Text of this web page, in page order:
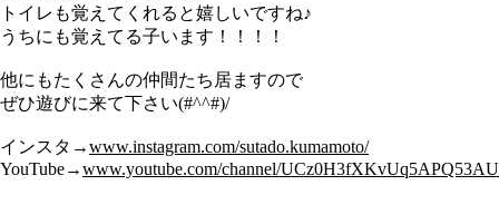
トイレも覚えてくれると嬉しいですね♪
うちにも覚えてる子います！！！！
他にもたくさんの仲間たち居ますので
ぜひ遊びに来て下さい(#^^#)/
インスタ→www.instagram.com/sutado.kumamoto/
YouTube→www.youtube.com/channel/UCz0H3fXKvUq5A